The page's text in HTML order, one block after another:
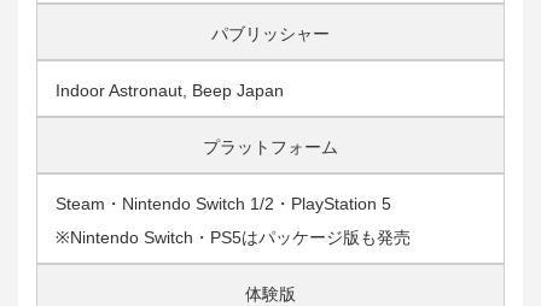
パブリッシャー
Indoor Astronaut, Beep Japan
プラットフォーム
Steam・Nintendo Switch 1/2・PlayStation 5
※Nintendo Switch・PS5はパッケージ版も発売
体験版